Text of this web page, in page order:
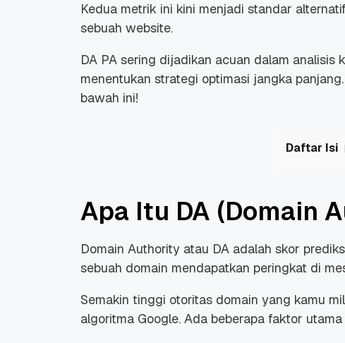
Kedua metrik ini kini menjadi standar
sebuah website.
DA PA sering dijadikan acuan dalam analisis
menentukan strategi optimasi jangka
bawah ini!
Daftar Isi
Apa Itu DA (Domain
Domain Authority atau DA adalah skor
sebuah domain mendapatkan peringkat di
Semakin tinggi otoritas domain yang kamu
algoritma Google. Ada beberapa faktor